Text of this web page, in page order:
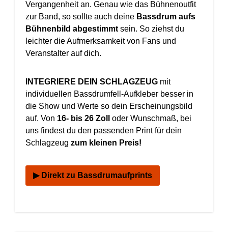
Vergangenheit an. Genau wie das Bühnenoutfit
zur Band, so sollte auch deine Bassdrum aufs
Bühnenbild abgestimmt sein. So ziehst du
leichter die Aufmerksamkeit von Fans und
Veranstalter auf dich.
INTEGRIERE DEIN SCHLAGZEUG mit
individuellen Bassdrumfell-Aufkleber besser in
die Show und Werte so dein Erscheinungsbild
auf. Von 16- bis 26 Zoll
oder Wunschmaß, bei
uns findest du den passenden Print für dein
Schlagzeug zum kleinen Preis!
▶ Direkt zu Bassdrumaufprints